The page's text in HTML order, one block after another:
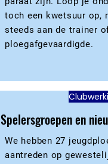
toch een kwetsuur op,
steeds aan de trainer
ploegafgevaardigde.
Spelersgroepen en
We hebben 27
aantreden op